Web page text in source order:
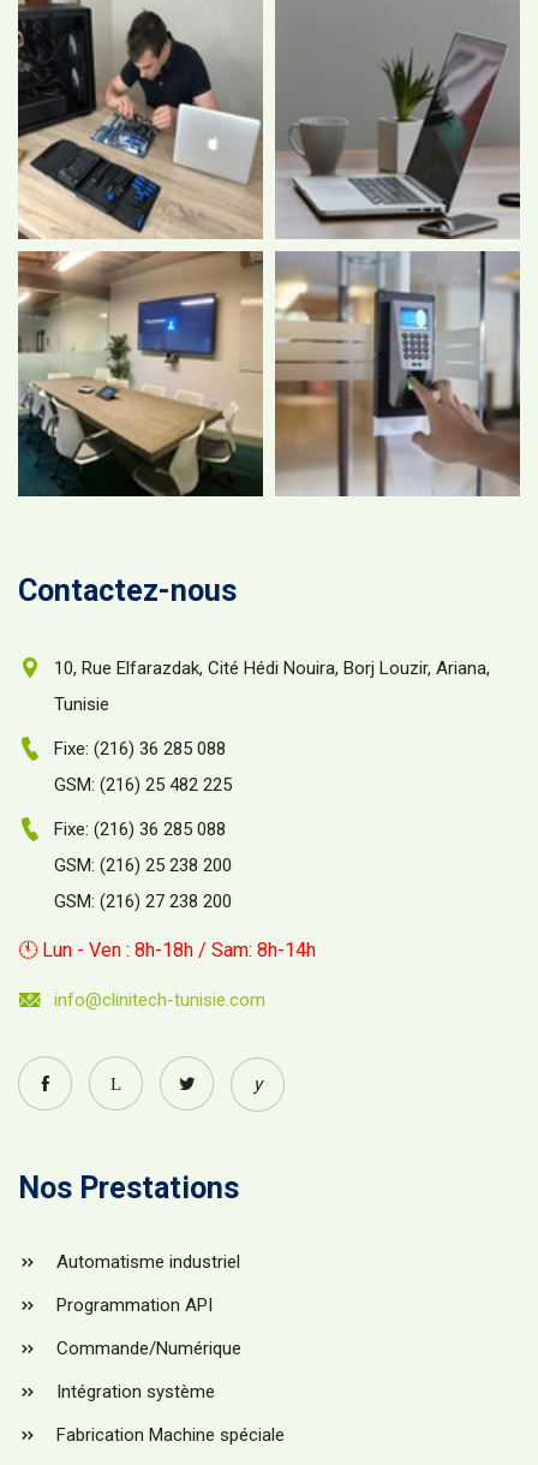
Contactez-nous
10, Rue Elfarazdak, Cité Hédi Nouira, Borj Louzir, Ariana,
Tunisie
Fixe: (216) 36 285 088
GSM: (216) 25 482 225
Fixe: (216) 36 285 088
GSM: (216) 25 238 200
GSM: (216) 27 238 200
🕚 Lun - Ven : 8h-18h / Sam: 8h-14h
info@clinitech-tunisie.com
Nos Prestations
Automatisme industriel
Programmation API
Commande/Numérique
Intégration système
Fabrication Machine spéciale